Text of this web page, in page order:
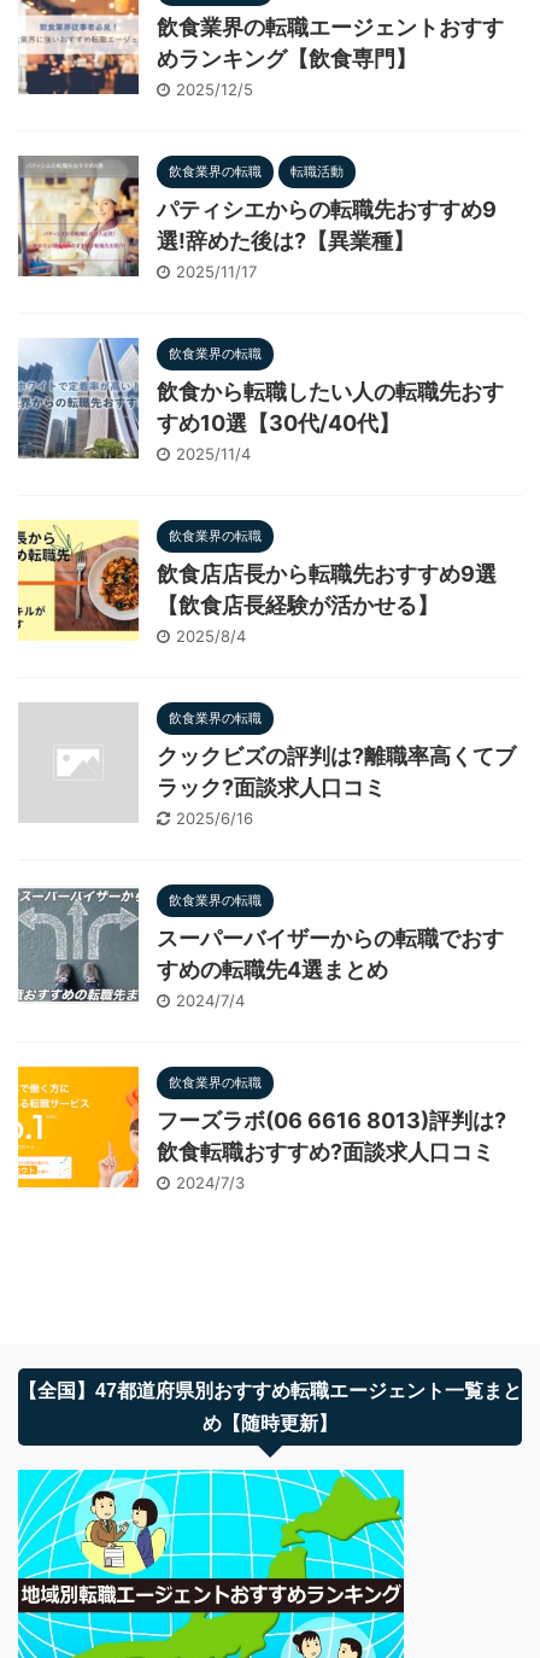
飲食業界の転職エージェントおすす
めランキング【飲食専門】
2025/12/5
飲食業界の転職 転職活動
パティシエからの転職先おすすめ9
選!辞めた後は?【異業種】
2025/11/17
飲食業界の転職
飲食から転職したい人の転職先おす
すめ10選【30代/40代】
2025/11/4
飲食業界の転職
飲食店店長から転職先おすすめ9選
【飲食店長経験が活かせる】
2025/8/4
飲食業界の転職
クックビズの評判は?離職率高くてブ
ラック?面談求人口コミ
2025/6/16
飲食業界の転職
スーパーバイザーからの転職でおす
すめの転職先4選まとめ
2024/7/4
飲食業界の転職
フーズラボ(06 6616 8013)評判は?
飲食転職おすすめ?面談求人口コミ
2024/7/3
【全国】47都道府県別おすすめ転職エージェント一覧まと
め【随時更新】